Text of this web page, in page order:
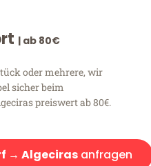
| ab 80€
oder mehrere, wir
sicher beim
preiswert ab 80€.
→ Algeciras anfragen